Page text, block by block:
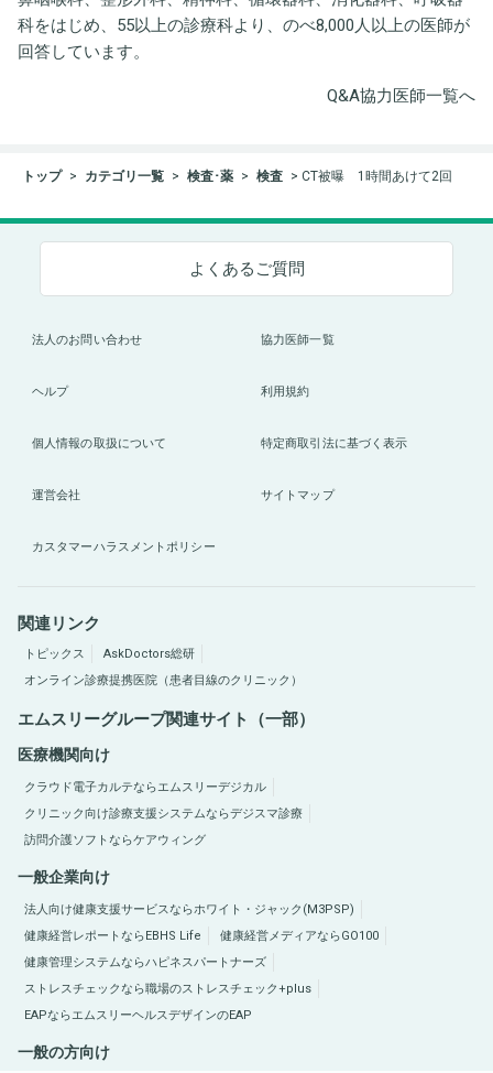
科をはじめ、55以上の診療科より、のべ8,000人以上の医師が
回答しています。
Q&A協力医師一覧へ
トップ カテゴリ一覧 検査･薬 検査 CT被曝 1時間あけて2回
よくあるご質問
法人のお問い合わせ 協力医師一覧
ヘルプ 利用規約
個人情報の取扱について 特定商取引法に基づく表示
運営会社 サイトマップ
カスタマーハラスメントポリシー
関連リンク
トピックス
AskDoctors総研
オンライン診療提携医院（患者目線のクリニック）
エムスリーグループ関連サイト（一部）
医療機関向け
クラウド電子カルテならエムスリーデジカル
クリニック向け診療支援システムならデジスマ診療
訪問介護ソフトならケアウィング
一般企業向け
法人向け健康支援サービスならホワイト・ジャック(M3PSP)
健康経営レポートならEBHS Life
健康経営メディアならGO100
健康管理システムならハピネスパートナーズ
ストレスチェックなら職場のストレスチェック+plus
EAPならエムスリーヘルスデザインのEAP
一般の方向け